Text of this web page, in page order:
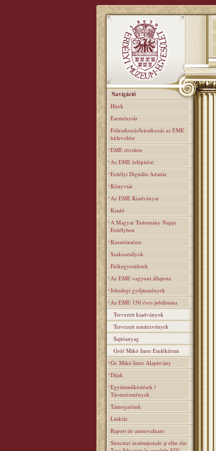
Navigáció
Hírek
Eseménytár
Feliratkozás/leiratkozás az EME
hírlevelére
EME röviden
Az EME felépitése
Erdélyi Digitális Adattár
Könyvtár
Az EME Kiadványai
Kiadó
A Magyar Tudomány Napja
Erdélyben
Kutatóintézet
Szakosztályok
Fiókegyesületek
Az EME vagyoni állapota
Jelenlegi gyűjtemények
Az EME 150 éves jubileuma
Tervezett kiadványok
Tervezett rendezvények
Sajtóanyag
Gróf Mikó Imre Emlékérem
Gr. Mikó Imre Alapitvány
Díjak
Együttműködések /
Társintézmények
Támogatóink
Linktár
Raport de autoevaluare
Structuri instituţionale şi elite din